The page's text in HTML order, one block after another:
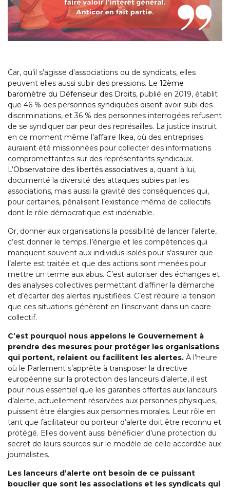
Car, qu’il s’agisse d’associations ou de syndicats, elles
peuvent elles aussi subir des pressions. Le 12ème
baromètre du Défenseur des Droits, publié en 2019, établit
que 46 % des personnes syndiquées disent avoir subi des
discriminations, et 36 % des personnes interrogées refusent
de se syndiquer par peur des représailles. La justice instruit
en ce moment même l’affaire Ikea, où des entreprises
auraient été missionnées pour collecter des informations
compromettantes sur des représentants syndicaux.
L’Observatoire des libertés associatives a, quant à lui,
documenté la diversité des attaques subies par les
associations, mais aussi la gravité des conséquences qui,
pour certaines, pénalisent l’existence même de collectifs
dont le rôle démocratique est indéniable.
Or, donner aux organisations la possibilité de lancer l’alerte,
c’est donner le temps, l’énergie et les compétences qui
manquent souvent aux individus isolés pour s’assurer que
l’alerte est traitée et que des actions sont menées pour
mettre un terme aux abus. C’est autoriser des échanges et
des analyses collectives permettant d’affiner la démarche
et d’écarter des alertes injustifiées. C’est réduire la tension
que ces situations génèrent en l’inscrivant dans un cadre
collectif.
C’est pourquoi nous appelons le Gouvernement à
prendre des mesures pour protéger les organisations
qui portent, relaient ou facilitent les alertes. À l’heure
où le Parlement s’apprête à transposer la directive
européenne sur la protection des lanceurs d’alerte, il est
pour nous essentiel que les garanties offertes aux lanceurs
d’alerte, actuellement réservées aux personnes physiques,
puissent être élargies aux personnes morales. Leur rôle en
tant que facilitateur ou porteur d’alerte doit être reconnu et
protégé. Elles doivent aussi bénéficier d’une protection du
secret de leurs sources sur le modèle de celle accordée aux
journalistes.
Les lanceurs d’alerte ont besoin de ce puissant
bouclier que sont les associations et les syndicats qui